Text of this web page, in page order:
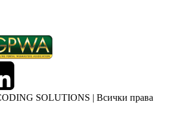
SOLUTIONS | Всички права